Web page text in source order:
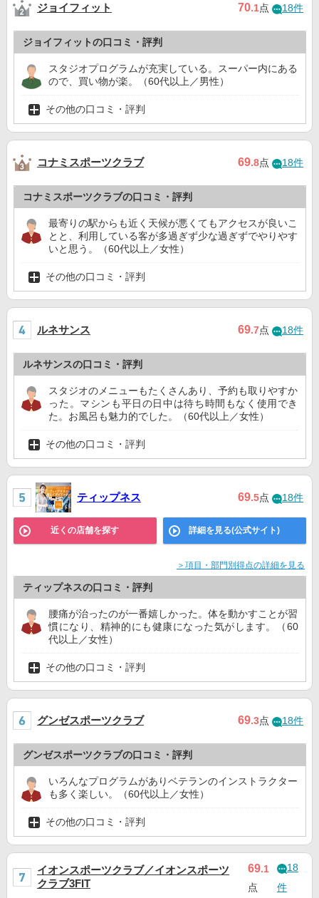
ジョイフィット 70.1点 18件
ジョイフィットの口コミ・評判
スタジオプログラムが充実している。スーパー内にある
ので、買い物が楽。（60代以上／男性）
その他の口コミ・評判
コナミスポーツクラブ 69.8点 18件
コナミスポーツクラブの口コミ・評判
最寄りの駅からも近く天候が悪くてもアクセスが良いこ
とと、利用している客が多過ぎず少な過ぎずでやりやす
いと思う。（60代以上／女性）
その他の口コミ・評判
ルネサンス 69.7点 18件
ルネサンスの口コミ・評判
スタジオのメニューもたくさんあり、予約も取りやすか
った。マシンも平日の日中は待ち時間もなく使用でき
た。お風呂も魅力的でした。（60代以上／女性）
その他の口コミ・評判
ティップネス 69.5点 18件
近くの店舗を探す 詳細を見る(公式サイト)
＞項目・部門別得点の詳細を見る
ティップネスの口コミ・評判
腰痛が治ったのが一番嬉しかった。体を動かすことが習
慣になり、精神的にも健康になった気がします。（60
代以上／女性）
その他の口コミ・評判
グンゼスポーツクラブ 69.3点 18件
グンゼスポーツクラブの口コミ・評判
いろんなプログラムがありベテランのインストラクター
も多く楽しい。（60代以上／女性）
その他の口コミ・評判
イオンスポーツクラブ／イオンスポーツ
クラブ3FIT
69.1
点
18
件